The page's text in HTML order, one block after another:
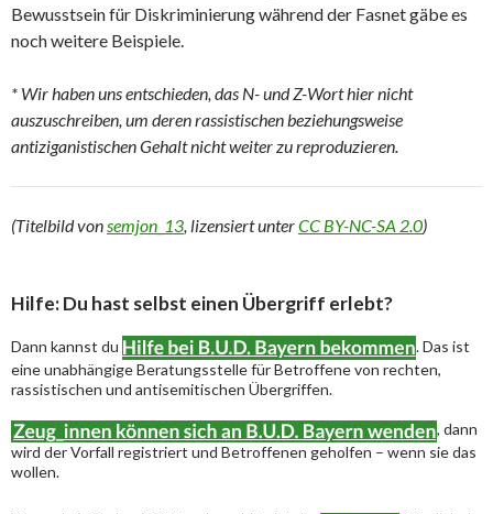
Bewusstsein für Diskriminierung während der Fasnet gäbe es
noch weitere Beispiele.
* Wir haben uns entschieden, das N- und Z-Wort hier nicht
auszuschreiben, um deren rassistischen beziehungsweise
antiziganistischen Gehalt nicht weiter zu reproduzieren.
(Titelbild vonsemjon_13, lizensiert unterCC BY-NC-SA 2.0)
Hilfe: Du hast selbst einen Übergriff erlebt?
Dann kannst du
. Das ist
eine unabhängige Beratungsstelle für Betroffene von rechten,
rassistischen und antisemitischen Übergriffen.
, dann
wird der Vorfall registriert und Betroffenen geholfen – wenn sie das
wollen.